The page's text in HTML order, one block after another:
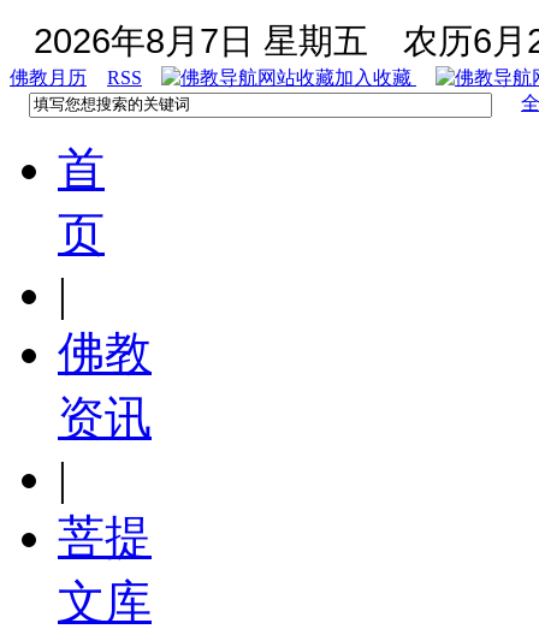
2026年8月7日 星期五 农历6月
佛教月历 RSS
加入收藏
首
页
|
佛教
资讯
|
菩提
文库